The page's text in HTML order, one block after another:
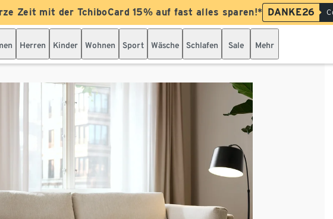
Zeit mit der TchiboCard 15% auf fast alles sparen!* DANKE26
Herren Kinder Wohnen Sport Wäsche Schlafen Sale Mehr